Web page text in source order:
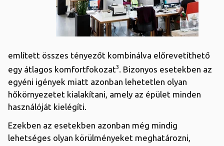
említett összes tényezőt kombinálva előrevetíthető
egy átlagos komfortfokozat3
. Bizonyos esetekben az
egyéni igények miatt azonban lehetetlen olyan
hőkörnyezetet kialakítani, amely az épület minden
használóját kielégíti.
Ezekben az esetekben azonban még mindig
lehetséges olyan körülményeket meghatározni,